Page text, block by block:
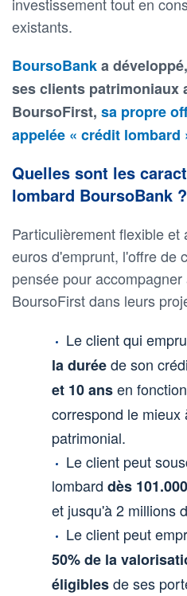
existants.
BoursoBanka
ses clients patrimoniaux
BoursoFirst, sa propre
appelée « crédit lombard
Quelles sont les
lombard BoursoBank ?
Particulièrement flexible et
euros d'emprunt, l'offre de
pensée pour
BoursoFirst dans leurs
Le client qui
la duréede son
et 10 ansen
correspond le mieux
patrimonial.
Le client peut
lombard dès
et jusqu'à 2 millions
Le client peut
50% de la
éligiblesde ses